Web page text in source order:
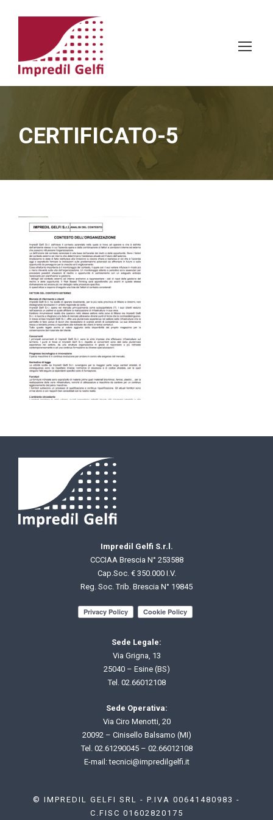
CERTIFICATO-5
Impredil Gelfi S.r.l.
CCCIAA Brescia N° 253588
Cap.Soc. € 350.000 I.V.
Reg. Soc. Trib. Brescia N° 19845
Sede Legale:
Via Grigna, 13
25040 – Esine (BS)
Tel. 02.66012108
Sede Operativa:
Via Ciro Menotti, 20
20092 – Cinisello Balsamo (MI)
Tel. 02.61290045– 02.66012108
E-mail: tecnici@impredilgelfi.it
© IMPREDIL GELFI SRL - P.IVA 00641480983 -
C.FISC 01602820175